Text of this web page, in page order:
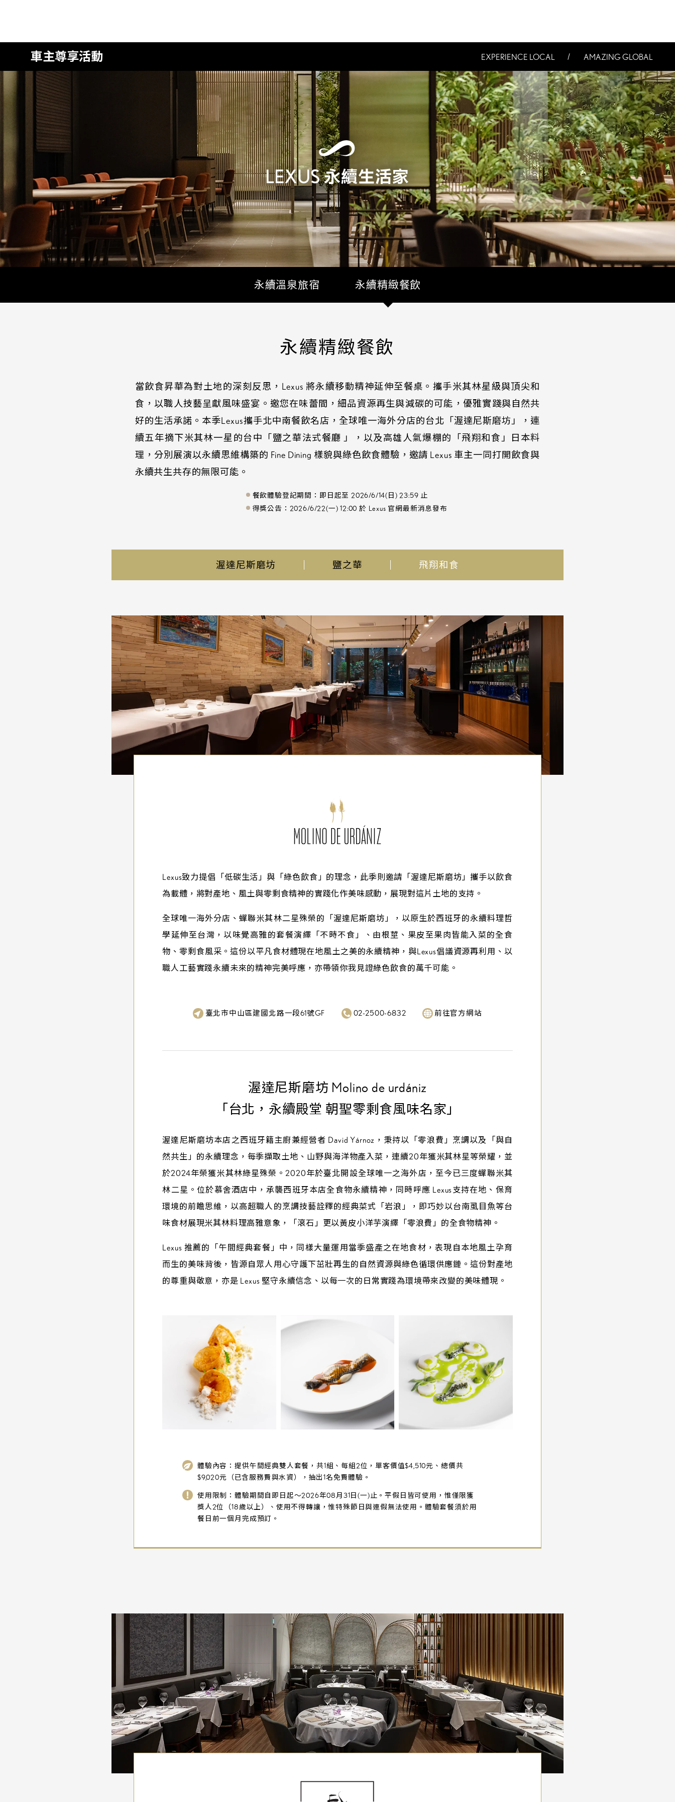
車主尊享活動 EXPERIENCE LOCAL AMAZING GLOBAL
永續溫泉旅宿 永續精緻餐飲
永續精緻餐飲
當飲食昇華為對土地的深刻反思，Lexus 將永續移動精神延伸至餐桌。攜手米其林星級與頂尖和
食，以職人技藝呈獻風味盛宴。邀您在味蕾間，細品資源再生與減碳的可能，優雅實踐與自然共
好的生活承諾。本季Lexus攜手北中南餐飲名店，全球唯一海外分店的台北「渥達尼斯磨坊」，連
續五年摘下米其林一星的台中「鹽之華法式餐廳 」，以及高雄人氣爆棚的「飛翔和食」日本料
理，分別展演以永續思維構築的 Fine Dining 樣貌與綠色飲食體驗，邀請 Lexus 車主一同打開飲食與
永續共生共存的無限可能。
餐飲體驗登記期間：即日起至 2026/6/14(日) 23:59 止
得獎公告：2026/6/22(一) 12:00 於 Lexus 官網最新消息發布
溫
泉
旅
宿
續
精
緻
渥達尼斯磨坊 鹽之華 飛翔和食
Lexus致力提倡「低碳生活」與「綠色飲食」的理念，此季則邀請「渥達尼斯磨坊」攜手以飲食
為載體，將對產地、風土與零剩食精神的實踐化作美味感動，展現對這片土地的支持。
全球唯一海外分店、蟬聯米其林二星殊榮的「渥達尼斯磨坊」，以原生於西班牙的永續料理哲
學延伸至台灣，以味覺高雅的套餐演繹「不時不食」、由根莖、果皮至果肉皆能入菜的全食
物、零剩食風采。這份以平凡食材體現在地風土之美的永續精神，與Lexus倡議資源再利用、以
職人工藝實踐永續未來的精神完美呼應，亦帶領你我見證綠色飲食的萬千可能。
臺北市中山區建國北路一段61號GF 02-2500-6832 前往官方網站
渥達尼斯磨坊 Molino de urdániz
「台北，永續殿堂 朝聖零剩食風味名家」
渥達尼斯磨坊本店之西班牙籍主廚兼經營者 David Yárnoz，秉持以「零浪費」烹調以及「與自
然共生」的永續理念，每季擷取土地、山野與海洋物產入菜，連續20年獲米其林星等榮耀，並
於2024年榮獲米其林綠星殊榮。2020年於臺北開設全球唯一之海外店，至今已三度蟬聯米其
林二星。位於慕舍酒店中，承襲西班牙本店全食物永續精神，同時呼應 Lexus支持在地、保育
環境的前瞻思維，以高超職人的烹調技藝詮釋的經典菜式「岩浪」，即巧妙以台南虱目魚等台
味食材展現米其林料理高雅意象，「滾石」更以黃皮小洋芋演繹「零浪費」的全食物精神。
Lexus 推薦的「午間經典套餐」中，同樣大量運用當季盛產之在地食材，表現自本地風土孕育
而生的美味背後，皆源自眾人用心守護下茁壯再生的自然資源與綠色循環供應鏈。這份對產地
的尊重與敬意，亦是 Lexus 堅守永續信念、以每一次的日常實踐為環境帶來改變的美味體現。
體驗內容：提供午間經典雙人套餐，共1組、每組2位，單客價值$4,510元、總價共
$9,020元（已含服務費與水資），抽出1名免費體驗。
使用限制：體驗期間自即日起〜2026年08月31日(一)止。平假日皆可使用，惟僅限獲
獎人2位（18歲以上）、使用不得轉讓，惟特殊節日與連假無法使用。體驗套餐須於用
餐日前一個月完成預訂。